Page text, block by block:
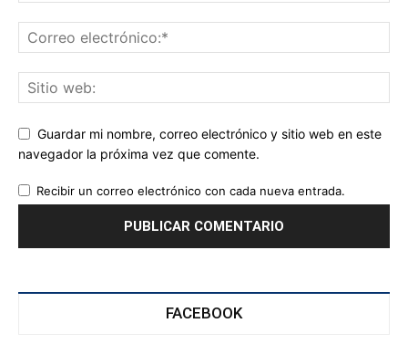
Guardar mi nombre, correo electrónico y sitio web en este
navegador la próxima vez que comente.
Recibir un correo electrónico con cada nueva entrada.
FACEBOOK